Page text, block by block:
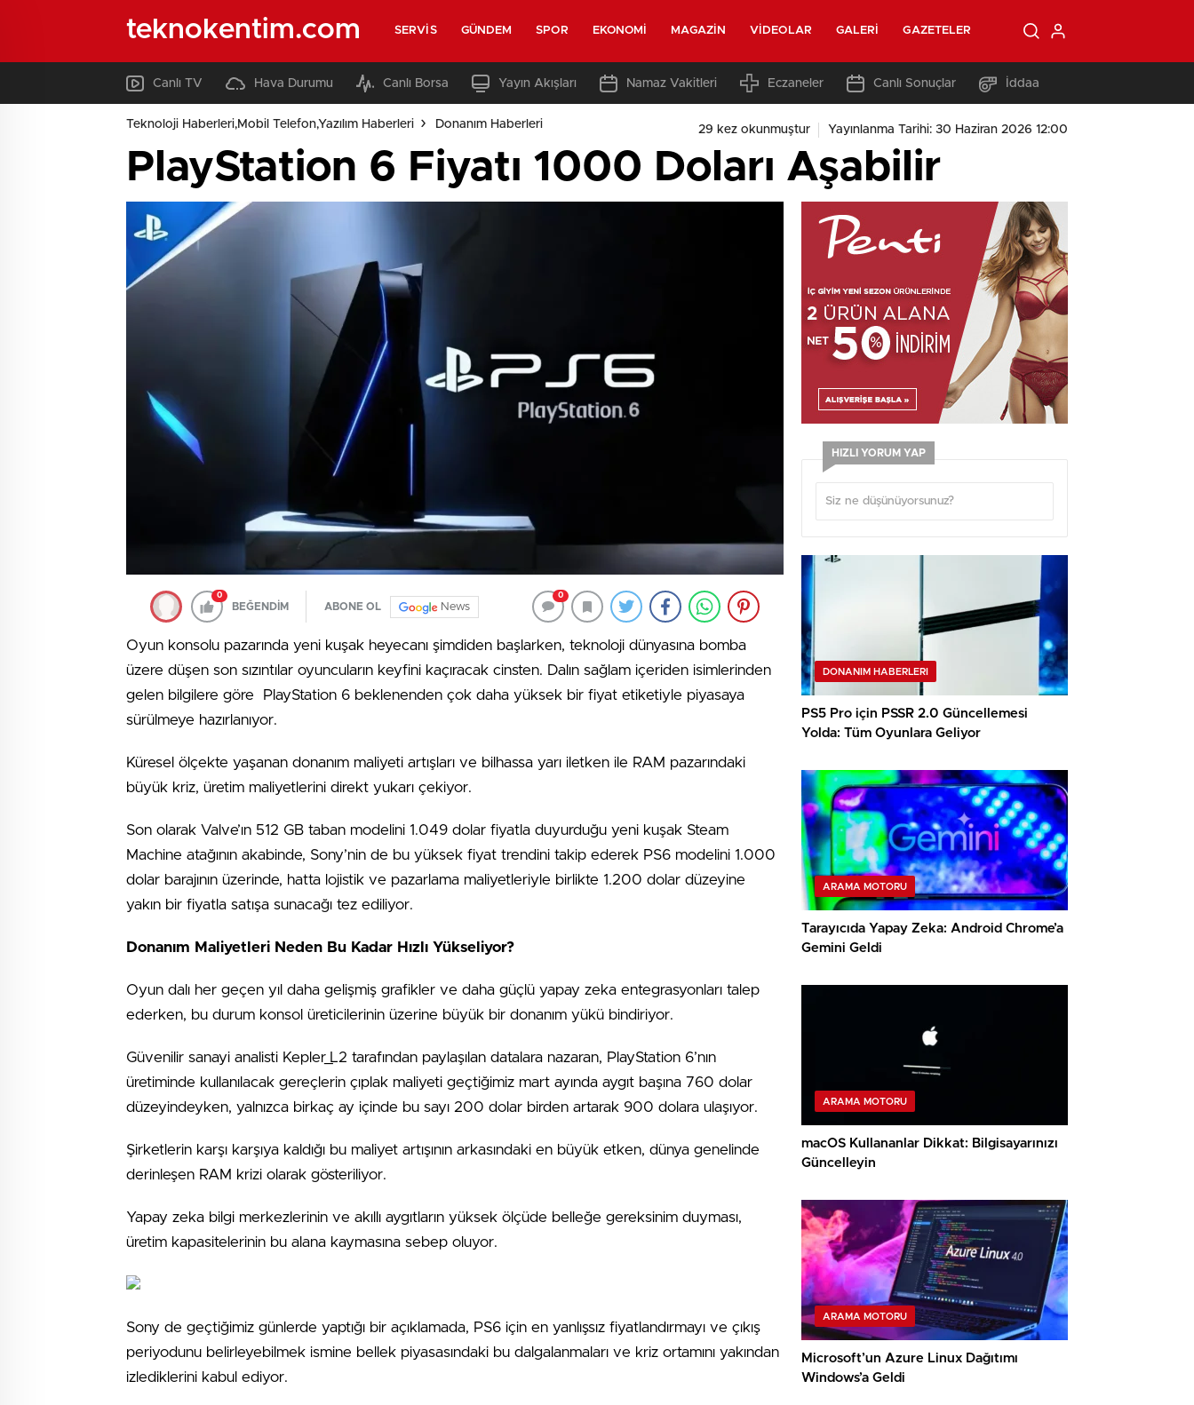
teknokentim.com SERVIS GÜNDEM SPOR EKONOMI MAGAZIN VIDEOLAR GALERI GAZETELER
Canlı TV Hava Durumu Canlı Borsa Yayın Akışları Namaz Vakitleri Eczaneler Canlı Sonuçlar İddaa
Teknoloji Haberleri,Mobil Telefon,Yazılım Haberleri Donanım Haberleri 29 kez okunmuştur Yayınlanma Tarihi: 30 Haziran 2026 12:00
PlayStation 6 Fiyatı 1000 Doları Aşabilir
0
BEĞENDİM ABONE OL News
0
Oyun konsolu pazarında yeni kuşak heyecanı şimdiden başlarken, teknoloji dünyasına bomba
üzere düşen son sızıntılar oyuncuların keyfini kaçıracak cinsten. Dalın sağlam içeriden isimlerinden
gelen bilgilere göre PlayStation 6 beklenenden çok daha yüksek bir fiyat etiketiyle piyasaya
sürülmeye hazırlanıyor.
Küresel ölçekte yaşanan donanım maliyeti artışları ve bilhassa yarı iletken ile RAM pazarındaki
büyük kriz, üretim maliyetlerini direkt yukarı çekiyor.
Son olarak Valve’ın 512 GB taban modelini 1.049 dolar fiyatla duyurduğu yeni kuşak Steam
Machine atağının akabinde, Sony’nin de bu yüksek fiyat trendini takip ederek PS6 modelini 1.000
dolar barajının üzerinde, hatta lojistik ve pazarlama maliyetleriyle birlikte 1.200 dolar düzeyine
yakın bir fiyatla satışa sunacağı tez ediliyor.
Donanım Maliyetleri Neden Bu Kadar Hızlı Yükseliyor?
Oyun dalı her geçen yıl daha gelişmiş grafikler ve daha güçlü yapay zeka entegrasyonları talep
ederken, bu durum konsol üreticilerinin üzerine büyük bir donanım yükü bindiriyor.
Güvenilir sanayi analisti Kepler_L2 tarafından paylaşılan datalara nazaran, PlayStation 6’nın
üretiminde kullanılacak gereçlerin çıplak maliyeti geçtiğimiz mart ayında aygıt başına 760 dolar
düzeyindeyken, yalnızca birkaç ay içinde bu sayı 200 dolar birden artarak 900 dolara ulaşıyor.
Şirketlerin karşı karşıya kaldığı bu maliyet artışının arkasındaki en büyük etken, dünya genelinde
derinleşen RAM krizi olarak gösteriliyor.
Yapay zeka bilgi merkezlerinin ve akıllı aygıtların yüksek ölçüde belleğe gereksinim duyması,
üretim kapasitelerinin bu alana kaymasına sebep oluyor.
Sony de geçtiğimiz günlerde yaptığı bir açıklamada, PS6 için en yanlışsız fiyatlandırmayı ve çıkış
periyodunu belirleyebilmek ismine bellek piyasasındaki bu dalgalanmaları ve kriz ortamını yakından
izlediklerini kabul ediyor.
HIZLI YORUM YAP
DONANIM HABERLERI
PS5 Pro için PSSR 2.0 Güncellemesi
Yolda: Tüm Oyunlara Geliyor
ARAMA MOTORU
Tarayıcıda Yapay Zeka: Android Chrome’a
Gemini Geldi
ARAMA MOTORU
macOS Kullananlar Dikkat: Bilgisayarınızı
Güncelleyin
ARAMA MOTORU
Microsoft’un Azure Linux Dağıtımı
Windows’a Geldi